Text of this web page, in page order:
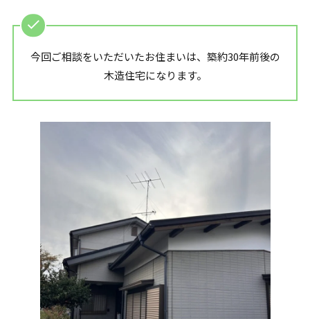
今回ご相談をいただいたお住まいは、築約30年前後の
木造住宅になります。